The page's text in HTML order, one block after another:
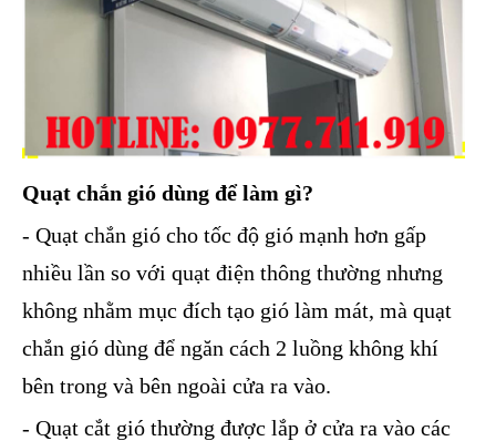
Quạt chắn gió dùng để làm gì?
- Quạt chắn gió cho tốc độ gió mạnh hơn gấp
nhiều lần so với quạt điện thông thường nhưng
không nhằm mục đích tạo gió làm mát, mà quạt
chắn gió dùng để ngăn cách 2 luồng không khí
bên trong và bên ngoài cửa ra vào.
- Quạt cắt gió thường được lắp ở cửa ra vào các